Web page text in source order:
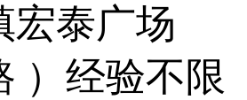
宏泰广场
） 经验不限